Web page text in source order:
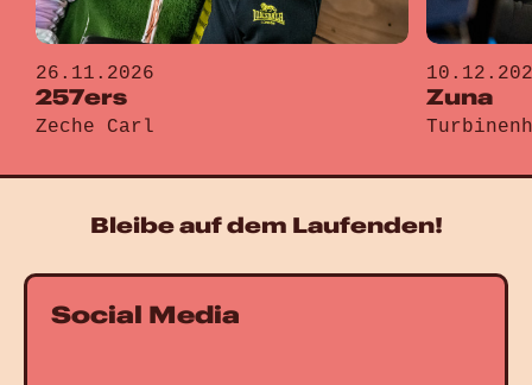
26.11.2026
257ers
Zeche Carl
Zuna
Bleibe auf dem Laufenden!
Social Media